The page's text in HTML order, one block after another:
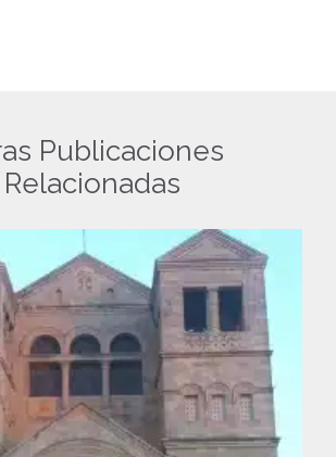
Publicaciones
Relacionadas